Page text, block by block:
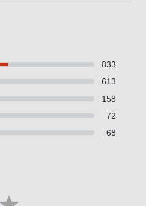
833
613
158
72
68